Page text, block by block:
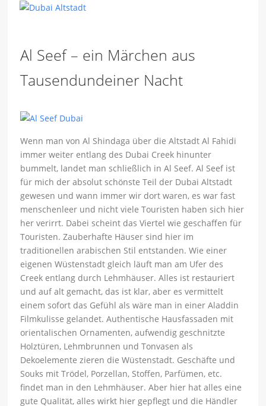
Al Seef – ein Märchen aus
Tausendundeiner Nacht
Wenn man von Al Shindaga über die Altstadt Al Fahidi
immer weiter entlang des Dubai Creek hinunter
bummelt, landet man schließlich in Al Seef. Al Seef ist
für mich der absolut schönste Teil der Dubai Altstadt
gewesen und wann immer wir dort waren, es war fast
menschenleer und nicht viele Touristen haben sich hier
her verirrt. Dabei scheint das Viertel wie geschaffen für
Touristen. Zauberhafte Häuser sind hier im
traditionellen arabischen Stil entstanden. Wie einer
eigenen Wüstenstadt gleich läuft man am Ufer des
Creek entlang durch Lehmhäuser. Alles ist restauriert
und auf alt gemacht, das ist klar, aber es vermittelt
einem sofort das Gefühl als wäre man in einer Aladdin
Filmkulisse gelandet. Authentische Hausfassaden mit
orientalischen Ornamenten, aufwendig geschnitzte
Holztüren, Lehmbrunnen und Tonvasen als
Dekoelemente zieren die Wüstenstadt. Geschäfte und
Souks mit Trödel, Porzellan, Stoffen, Parfümen, etc.
findet man in den Lehmhäuser. Aber hier hat alles eine
gute Qualität, alles wirkt hier gepflegt und die Händler